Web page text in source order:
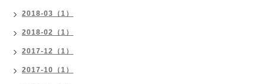
2018-03（1）
2018-02（1）
2017-12（1）
2017-10（1）